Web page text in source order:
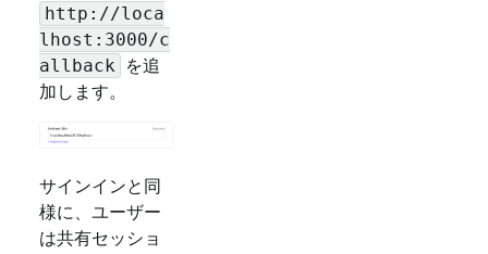
http://loca
lhost:3000/c
allback を追
加します。
サインインと同
様に、ユーザー
は共有セッショ